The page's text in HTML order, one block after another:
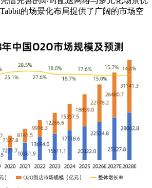
的场景化布局提供了广阔的市场空